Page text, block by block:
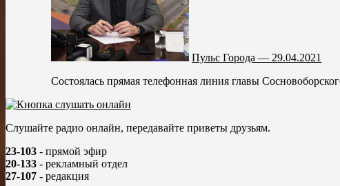
Пульс Города — 29.04.2021
Состоялась прямая телефонная линия главы
Слушайте радио онлайн, передавайте приветы друзьям.
23-103 - прямой эфир
20-133 - рекламный отдел
27-107 - редакция